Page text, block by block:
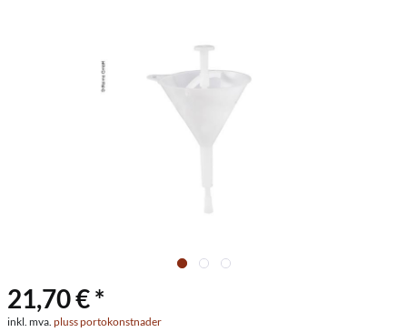
21,70 € *
inkl. mva. pluss portokonstnader